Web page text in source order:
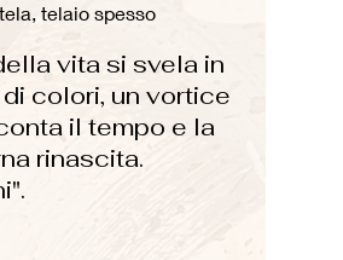
telaio spesso
vita si svela in
colori, un vortice
il tempo e la
rinascita.